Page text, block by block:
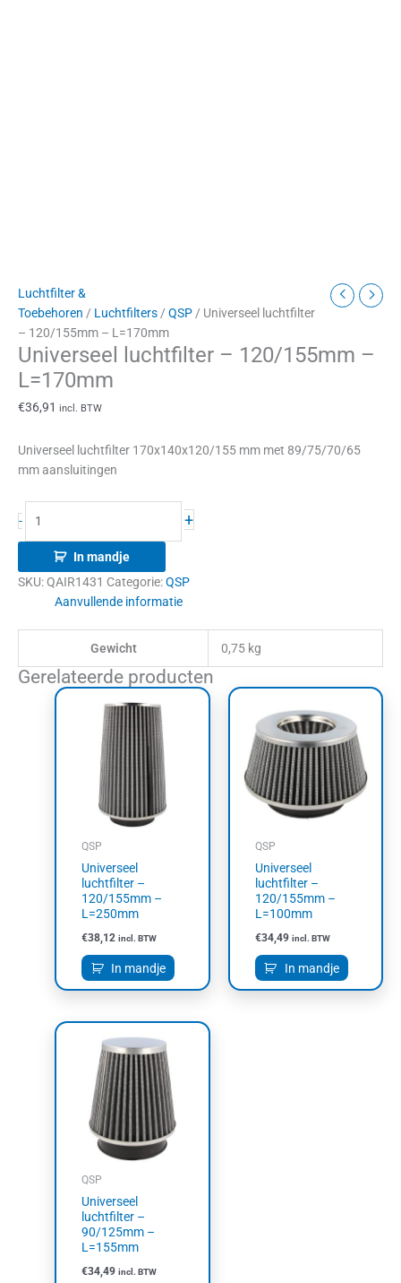
Luchtfilter &
Toebehoren / Luchtfilters/ QSP/ Universeel luchtfilter
– 120/155mm – L=170mm
Universeel luchtfilter – 120/155mm –
L=170mm
€36,91 incl. BTW
Universeel luchtfilter 170x140x120/155 mm met 89/75/70/65
mm aansluitingen
- +
In mandje
SKU:QAIR1431 Categorie:QSP
Aanvullende informatie
Gewicht 0,75 kg
Gerelateerde producten
QSP
Universeel
luchtfilter –
120/155mm –
L=250mm
€38,12 incl. BTW
In mandje
QSP
Universeel
luchtfilter –
120/155mm –
L=100mm
€34,49 incl. BTW
In mandje
QSP
Universeel
luchtfilter –
90/125mm –
L=155mm
€34,49 incl. BTW